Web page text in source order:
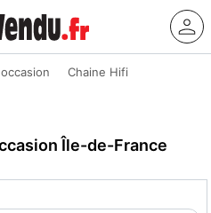
Chaine Hifi
Île-de-France